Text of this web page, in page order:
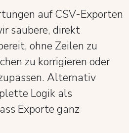
auf CSV-Exporten
saubere, direkt
ohne Zeilen zu
zu korrigieren oder
Alternativ
Logik als
Exporte ganz